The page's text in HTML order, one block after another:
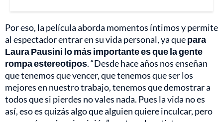
Por eso, la película aborda momentos íntimos y permite
al espectador entrar en su vida personal, ya quepara
Laura Pausini lo más importante es que la gente
rompa estereotipos. “Desde hace años nos enseñan
que tenemos que vencer, que tenemos que ser los
mejores en nuestro trabajo, tenemos que demostrar a
todos que si pierdes no vales nada. Pues la vida no es
así, eso es quizás algo que alguien quiere inculcar, pero